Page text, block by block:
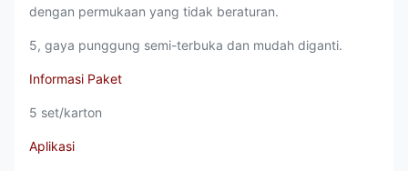
dengan permukaan yang tidak beraturan.
5, gaya punggung semi-terbuka dan mudah diganti.
Informasi Paket
5 set/karton
Aplikasi